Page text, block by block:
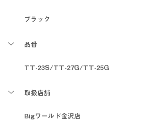
ブラック
品番
TT-23S/TT-27G/TT-25G
取扱店舗
Bigワールド金沢店